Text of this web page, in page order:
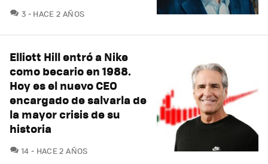
3 COMENTARIOS
HACE 2 AÑOS
Elliott Hill entró a Nike
como becario en 1988.
Hoy es el nuevo CEO
encargado de salvarla de
la mayor crisis de su
historia
14 COMENTARIOS
HACE 2 AÑOS